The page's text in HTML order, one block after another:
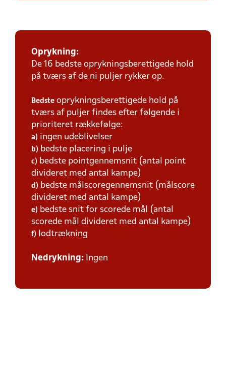
Oprykning:
De 16 bedste oprykningsberettigede hold
på tværs af de ni puljer rykker op.
Bedste oprykningsberettigede hold på
tværs af puljer findes efter følgende i
prioriteret rækkefølge:
a) ingen udeblivelser
b) bedste placering i pulje
c) bedste pointgennemsnit (antal point
divideret med antal kampe)
d) bedste målscoregennemsnit (målscore
divideret med antal kampe)
e) bedste snit for scorede mål (antal
scorede mål divideret med antal kampe)
f) lodtrækning
Nedrykning: Ingen